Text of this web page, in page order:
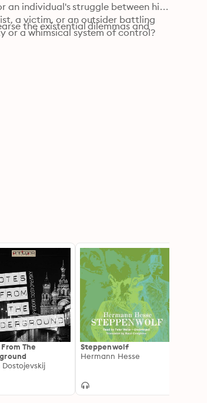
an individual's struggle between his
a victim, or an outsider battling
or a whimsical system of control?
the existential dilemmas and
The
Dostojevskij
Steppenwolf
Hermann Hesse